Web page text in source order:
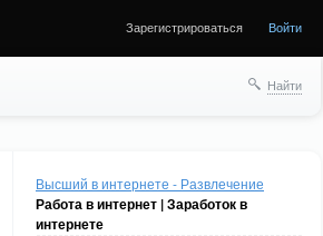
Зарегистрироваться Войти
Найти
Высший в интернете - Развлечение
Работа в интернет | Заработок в
интернете